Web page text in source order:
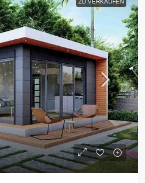
ZU VERKAUFEN